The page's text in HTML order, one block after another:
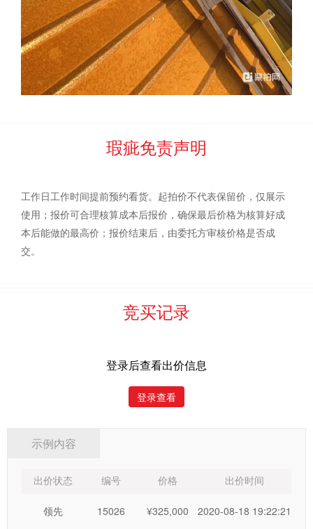
功者，需作为买受人遵守《竞买公告》《竞买须知》及相关附
件内容，承担本次竞买所约定的全部义务。
二、参与网络竞价的竞买人须是具有完全民事权利能力和
民事行为能力的自然人、法人或其他组织，并具备操作计算机
的能力。委托方和河北中废通拍卖有限公司声明不提供统一的
证金，取得竞买资格。没有竞买资格参与竞买者报价无效。
人恶意出价后，以操作不慎等由头随意弃标，故意扰乱竞价进
程，竞买人参与竞买须承诺：
保证金，并赔偿竞买人不能按照成交价签约，给本次竞价及重
委托方和河北中废通拍卖有限公司已在竞价开始前对竞价标的
物进行了预展，并声明不承担瑕疵担保责任。
竞买人未进行预展看货，视为竞买人对自身权利的放弃，
买成功，均视为竞买人接受竞买标的物现状，对竞买标的物的
瑕疵免责声明
工作日工作时间提前预约看货。起拍价不代表保留价，仅展示
使用；报价可合理核算成本后报价，确保最后价格为核算好成
本后能做的最高价；报价结束后，由委托方审核价格是否成
交。
竞买记录
登录后查看出价信息
登录查看
示例内容
出价状态 编号 价格 出价时间
领先 15026 ¥325,000 2020-08-18 19:22:21